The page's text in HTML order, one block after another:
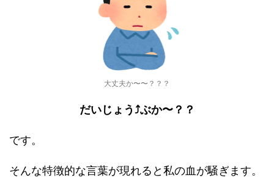
大丈夫か〜〜？？？
だいじょう⤴︎ぶか〜？？
です。
そんな特徴的な言葉が現れると私の血が騒ぎます。